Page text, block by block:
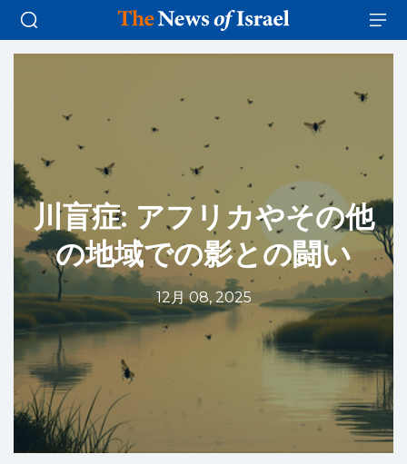
川盲症: アフリカやその他
の地域での影との闘い
12月 08, 2025